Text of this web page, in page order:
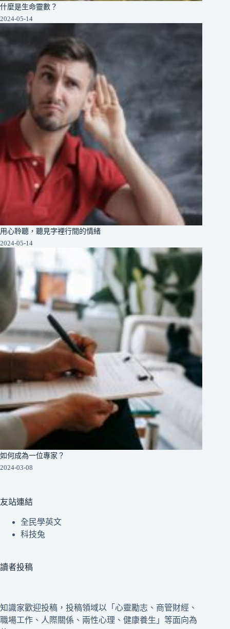
什麼是生命靈數？
2024-05-14
用心聆聽，聽見字裡行間的情緒
2024-05-14
如何成為一位專家？
2024-03-08
友站連結
全民學英文
科技兔
讀者投稿
知識家歡迎投稿，投稿領域以「心靈勵志、商管財經、
職場工作、人際關係、兩性心理、健康養生」等面向為